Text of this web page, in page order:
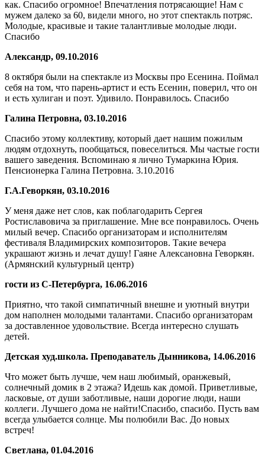
как. Спасибо огромное! Впечатления потрясающие! Нам с
мужем далеко за 60, видели много, но этот спектакль потряс.
Молодые, красивые и такие талантливые молодые люди.
Спасибо
Александр, 09.10.2016
8 октября были на спектакле из Москвы про Есенина. Поймал
себя на том, что парень-артист и есть Есенин, поверил, что он
и есть хулиган и поэт. Удивило. Понравилось. Спасибо
Галина Петровна, 03.10.2016
Спасибо этому коллективу, который дает нашим пожилым
людям отдохнуть, пообщаться, повеселиться. Мы частые гости
вашего заведения. Вспоминаю я лично Тумаркина Юрия.
Пенсионерка Галина Петровна. 3.10.2016
Г.А.Геворкян, 03.10.2016
У меня даже нет слов, как поблагодарить Сергея
Ростиславовича за приглашение. Мне все понравилось. Очень
милый вечер. Спасибо организаторам и исполнителям
фестиваля Владимирских композиторов. Такие вечера
украшают жизнь и лечат душу! Гаяне Алексановна Геворкян.
(Армянский культурный центр)
гости из С-Петербурга, 16.06.2016
Приятно, что такой симпатичный внешне и уютный внутри
дом наполнен молодыми талантами. Спасибо организаторам
за доставленное удовольствие. Всегда интересно слушать
детей.
Детская худ.школа. Преподаватель Дынникова, 14.06.2016
Что может быть лучше, чем наш любимый, оранжевый,
солнечный домик в 2 этажа? Идешь как домой. Приветливые,
ласковые, от души заботливые, наши дорогие люди, наши
коллеги. Лучшего дома не найти!Спасибо, спасибо. Пусть вам
всегда улыбается солнце. Мы полюбили Вас. До новых
встреч!
Светлана, 01.04.2016